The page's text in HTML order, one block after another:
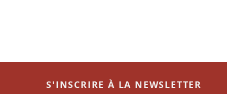
S'INSCRIRE À LA NEWSLETTER